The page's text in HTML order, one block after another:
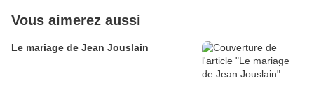
Vous aimerez aussi
Le mariage de Jean Jouslain